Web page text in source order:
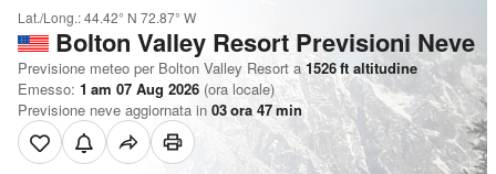
Lat./Long.:44.42° N 72.87° W
Bolton Valley Resort Previsioni Neve
Previsione meteo per Bolton Valley Resort a 1526ft altitudine
Emesso: 1 am 07 Aug 2026 (ora locale)
Previsione neve aggiornata in 03ora47min